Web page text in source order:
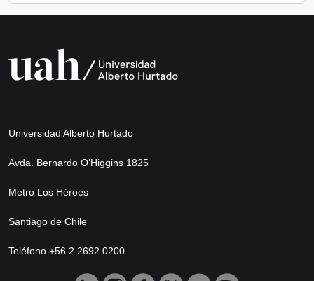
Universidad Alberto Hurtado
Avda. Bernardo O’Higgins 1825
Metro Los Héroes
Santiago de Chile
Teléfono +56 2 2692 0200